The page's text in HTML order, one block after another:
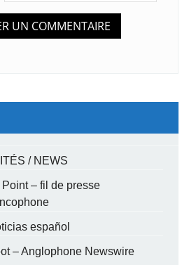
/ NEWS
Point – fil de presse
español
– Anglophone Newswire